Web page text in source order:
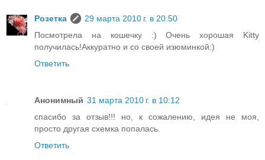
Розетка
29 марта 2010 г. в 20:50
Посмотрела на кошечку :) Очень хорошая Kitty
получилась!Аккуратно и со своей изюминкой:)
Ответить
Анонимный 31 марта 2010 г. в 10:12
спасибо за отзыв!!! но, к сожалению, идея не моя,
просто другая схемка попалась.
Ответить